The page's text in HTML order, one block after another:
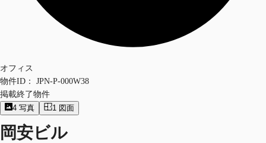
オフィス
物件ID：
JPN-P-000W38
掲載終了物件
4 写真 1 図面
岡安ビル